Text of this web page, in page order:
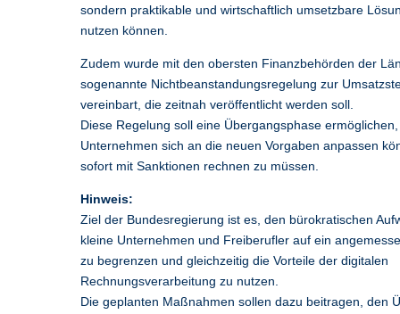
sondern praktikable und wirtschaftlich umsetzbare
nutzen können.
Zudem wurde mit den obersten Finanzbehörden der
sogenannte Nichtbeanstandungsregelung zur
vereinbart, die zeitnah veröffentlicht werden soll.
Diese Regelung soll eine Übergangsphase
Unternehmen sich an die neuen Vorgaben anpassen
sofort mit Sanktionen rechnen zu müssen.
Hinweis:
Ziel der Bundesregierung ist es, den bürokratischen
kleine Unternehmen und Freiberufler auf ein
zu begrenzen und gleichzeitig die Vorteile der digitalen
Rechnungsverarbeitung zu nutzen.
Die geplanten Maßnahmen sollen dazu beitragen, den